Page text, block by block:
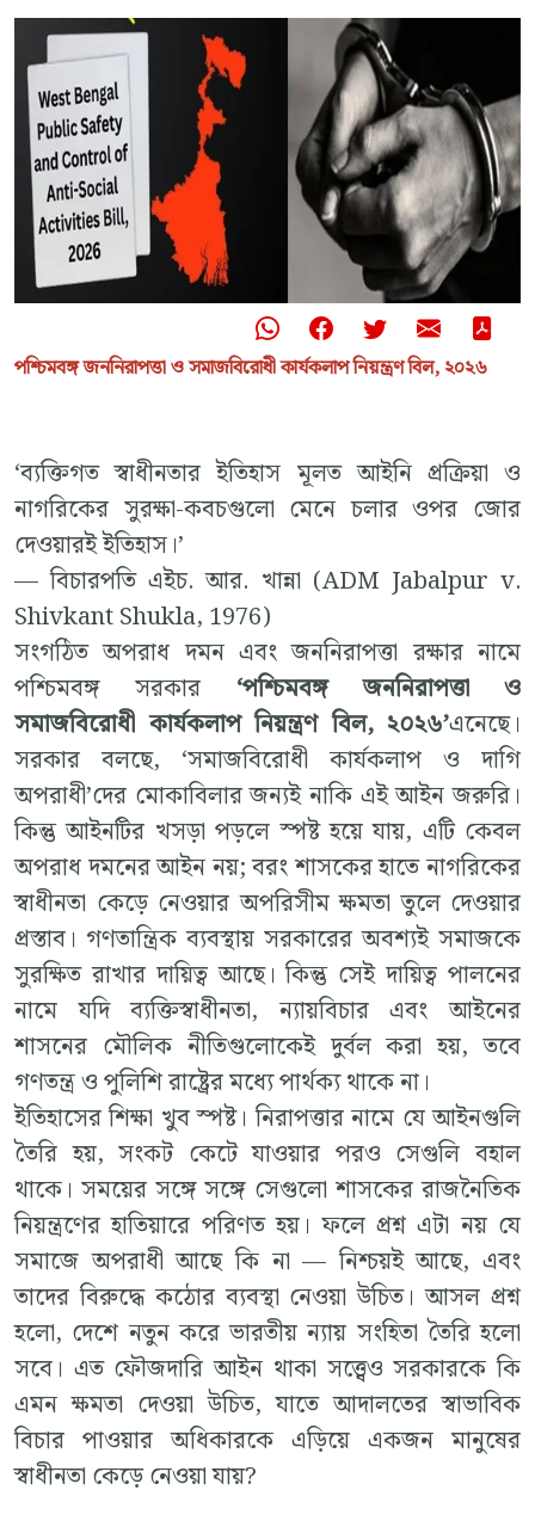
পশ্চিমবঙ্গ জননিরাপত্তা ও সমাজবিরোধী কার্যকলাপ নিয়ন্ত্রণ বিল, ২০২৬
‘ব্যক্তিগত স্বাধীনতার ইতিহাস মূলত আইনি প্রক্রিয়া ও
নাগরিকের সুরক্ষা-কবচগুলো মেনে চলার ওপর জোর
দেওয়ারই ইতিহাস।’
— বিচারপতি এইচ. আর. খান্না (ADM Jabalpur v.
Shivkant Shukla, 1976)
সংগঠিত অপরাধ দমন এবং জননিরাপত্তা রক্ষার নামে
পশ্চিমবঙ্গ সরকার ‘পশ্চিমবঙ্গ জননিরাপত্তা ও
সমাজবিরোধী কার্যকলাপ নিয়ন্ত্রণ বিল, ২০২৬’এনেছে।
সরকার বলছে, ‘সমাজবিরোধী কার্যকলাপ ও দাগি
অপরাধী’দের মোকাবিলার জন্যই নাকি এই আইন জরুরি।
কিন্তু আইনটির খসড়া পড়লে স্পষ্ট হয়ে যায়, এটি কেবল
অপরাধ দমনের আইন নয়; বরং শাসকের হাতে নাগরিকের
স্বাধীনতা কেড়ে নেওয়ার অপরিসীম ক্ষমতা তুলে দেওয়ার
প্রস্তাব। গণতান্ত্রিক ব্যবস্থায় সরকারের অবশ্যই সমাজকে
সুরক্ষিত রাখার দায়িত্ব আছে। কিন্তু সেই দায়িত্ব পালনের
নামে যদি ব্যক্তিস্বাধীনতা, ন্যায়বিচার এবং আইনের
শাসনের মৌলিক নীতিগুলোকেই দুর্বল করা হয়, তবে
গণতন্ত্র ও পুলিশি রাষ্ট্রের মধ্যে পার্থক্য থাকে না।
ইতিহাসের শিক্ষা খুব স্পষ্ট। নিরাপত্তার নামে যে আইনগুলি
তৈরি হয়, সংকট কেটে যাওয়ার পরও সেগুলি বহাল
থাকে। সময়ের সঙ্গে সঙ্গে সেগুলো শাসকের রাজনৈতিক
নিয়ন্ত্রণের হাতিয়ারে পরিণত হয়। ফলে প্রশ্ন এটা নয় যে
সমাজে অপরাধী আছে কি না — নিশ্চয়ই আছে, এবং
তাদের বিরুদ্ধে কঠোর ব্যবস্থা নেওয়া উচিত। আসল প্রশ্ন
হলো, দেশে নতুন করে ভারতীয় ন্যায় সংহিতা তৈরি হলো
সবে। এত ফৌজদারি আইন থাকা সত্ত্বেও সরকারকে কি
এমন ক্ষমতা দেওয়া উচিত, যাতে আদালতের স্বাভাবিক
বিচার পাওয়ার অধিকারকে এড়িয়ে একজন মানুষের
স্বাধীনতা কেড়ে নেওয়া যায়?